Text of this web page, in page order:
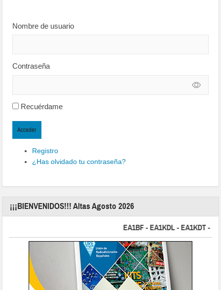
Nombre de usuario
Contraseña
Recuérdame
Acceder
Registro
¿Has olvidado tu contraseña?
¡¡¡BIENVENIDOS!!! Altas Agosto 2026
EA1BF - EA1KDL - EA1KDT -